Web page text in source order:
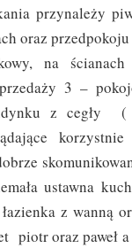
przynależy
oraz
na ścianach
3 –
z cegły
ustawna
z wanną
piotr oraz paweł